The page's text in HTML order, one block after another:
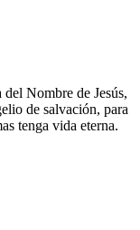
Nombre de Jesús,
de salvación, para
tenga vida eterna.